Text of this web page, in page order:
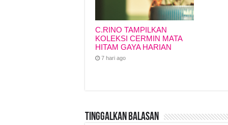
C.RINO TAMPILKAN
KOLEKSI CERMIN MATA
HITAM GAYA HARIAN
7 hari ago
Tinggalkan Balasan